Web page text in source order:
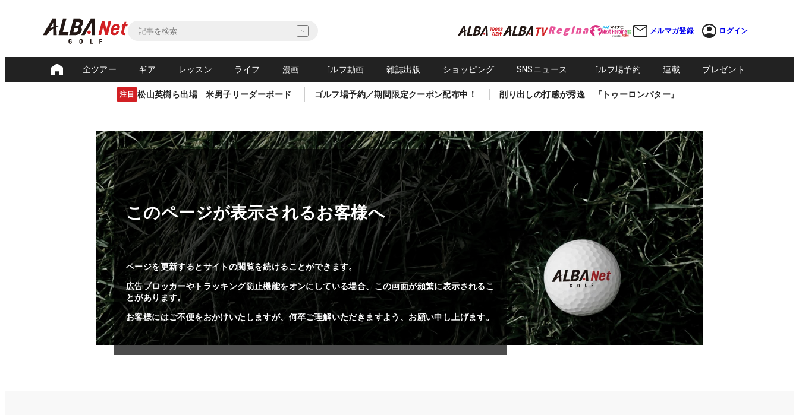
メルマガ登録 ログイン
全ツアー ギア レッスン ライフ 漫画 ゴルフ動画 雑誌出版 ショッピング SNSニュース ゴルフ場予約 連載 プレゼント
注目 松山英樹ら出場 米男子リーダーボード ゴルフ場予約／期間限定クーポン配布中！ 削り出しの打感が秀逸 『トゥーロンパター』
このページが表示されるお客様へ
ページを更新するとサイトの閲覧を続けることができます。
広告ブロッカーやトラッキング防止機能をオンにしている場合、この画面が頻繁に表示されるこ
とがあります。
お客様にはご不便をおかけいたしますが、何卒ご理解いただきますよう、お願い申し上げます。